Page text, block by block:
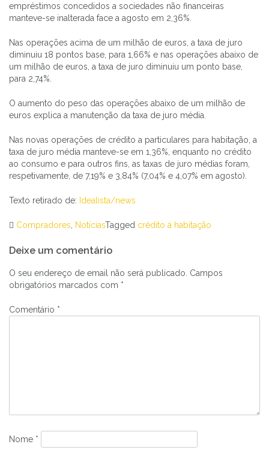
empréstimos concedidos a sociedades não financeiras
manteve-se inalterada face a agosto em 2,36%.
Nas operações acima de um milhão de euros, a taxa de juro
diminuiu 18 pontos base, para 1,66% e nas operações abaixo de
um milhão de euros, a taxa de juro diminuiu um ponto base,
para 2,74%.
O aumento do peso das operações abaixo de um milhão de
euros explica a manutenção da taxa de juro média.
Nas novas operações de crédito a particulares para habitação, a
taxa de juro média manteve-se em 1,36%, enquanto no crédito
ao consumo e para outros fins, as taxas de juro médias foram,
respetivamente, de 7,19% e 3,84% (7,04% e 4,07% em agosto).
Texto retirado de: Idealista/news
Compradores NotíciasTagged crédito à habitação
de
artigos
Deixe um comentário
O seu endereço de email não será publicado. Campos
obrigatórios marcados com *
Comentário *
Nome *